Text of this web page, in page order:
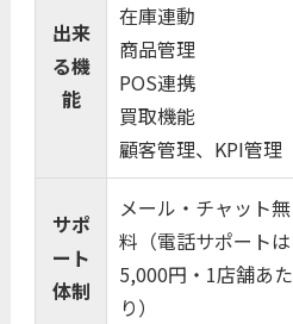
出来
る機
能
在庫連動
商品管理
POS連携
買取機能
顧客管理、KPI管理
サポ
ート
体制
メール・チャット無
料（電話サポートは
5,000円・1店舗あた
り）